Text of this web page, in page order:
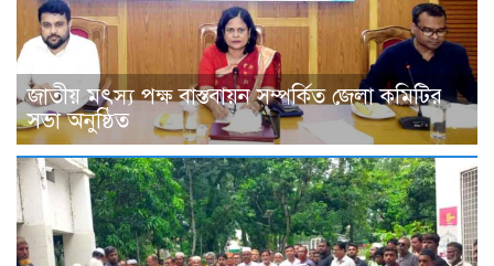
জাতীয় মৎস্য পক্ষ বাস্তবায়ন সম্পর্কিত জেলা কমিটির
সভা অনুষ্ঠিত